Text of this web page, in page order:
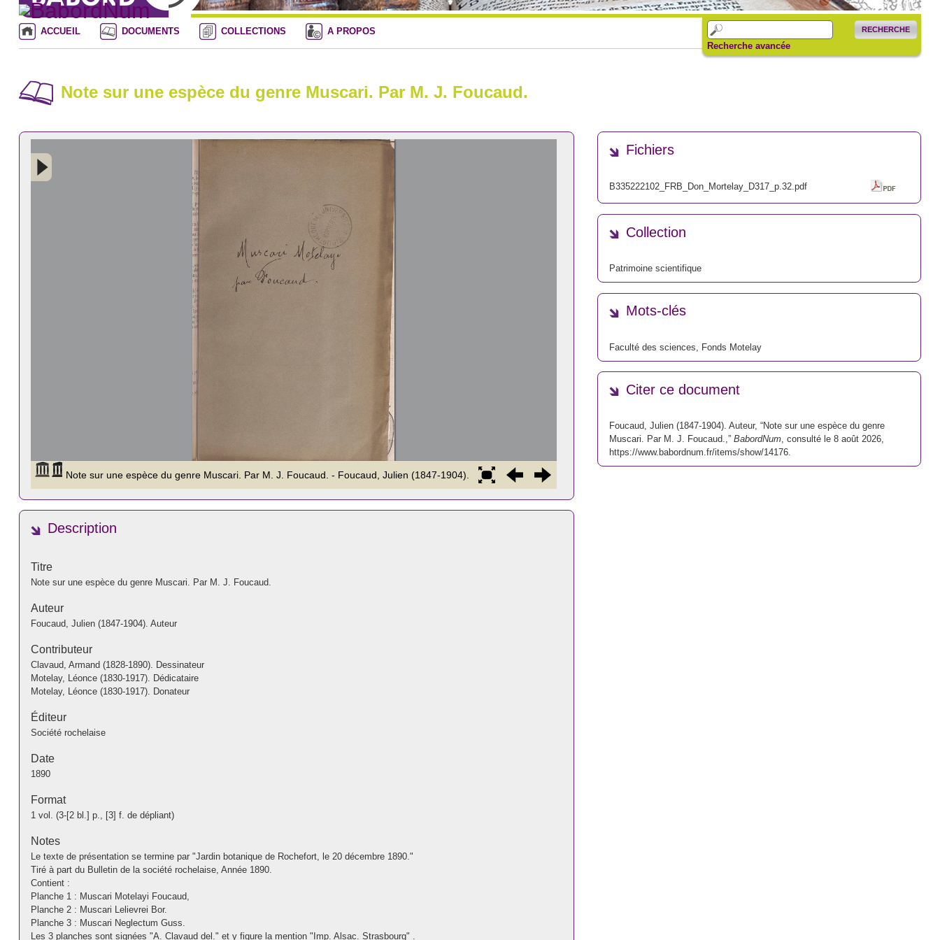
RECHERCHE
Recherche avancée
ACCUEIL DOCUMENTS COLLECTIONS A PROPOS
Note sur une espèce du genre Muscari. Par M. J. Foucaud.
Description
Titre
Note sur une espèce du genre Muscari. Par M. J. Foucaud.
Auteur
Foucaud, Julien (1847-1904). Auteur
Contributeur
Clavaud, Armand (1828-1890). Dessinateur
Motelay, Léonce (1830-1917). Dédicataire
Motelay, Léonce (1830-1917). Donateur
Éditeur
Société rochelaise
Date
1890
Format
1 vol. (3-[2 bl.] p., [3] f. de dépliant)
Notes
Le texte de présentation se termine par "Jardin botanique de Rochefort, le 20 décembre 1890."
Tiré à part du Bulletin de la société rochelaise, Année 1890.
Contient :
Planche 1 : Muscari Motelayi Foucaud,
Planche 2 : Muscari Lelievrei Bor.
Planche 3 : Muscari Neglectum Guss.
Les 3 planches sont signées "A. Clavaud del." et y figure la mention "Imp. Alsac. Strasbourg" .
Fichiers
B335222102_FRB_Don_Mortelay_D317_p.32.pdf
Collection
Patrimoine scientifique
Mots-clés
Faculté des sciences Fonds Motelay
Citer ce document
Foucaud, Julien (1847-1904). Auteur, “Note sur une espèce du genre
Muscari. Par M. J. Foucaud.,” BabordNum, consulté le 8 août 2026,
https://www.babordnum.fr/items/show/14176.